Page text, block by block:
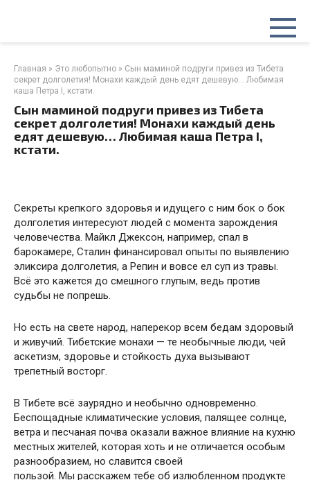
Главная » Это любопытно » Сын маминой подруги привез из Тибета
секрет долголетия! Монахи каждый день едят дешевую… Любимая
каша Петра I, кстати.
Сын маминой подруги привез из Тибета
секрет долголетия! Монахи каждый день
едят дешевую… Любимая каша Петра I,
кстати.
Секреты крепкого здоровья и идущего с ним бок о бок
долголетия интересуют людей с момента зарождения
человечества. Майкл Джексон, например, спал в
барокамере, Сталин финансировал опыты по выявлению
эликсира долголетия, а Репин и вовсе ел суп из травы.
Всё это кажется до смешного глупым, ведь против
судьбы не попрешь.
Но есть на свете народ, наперекор всем бедам здоровый
и живучий. Тибетские монахи — те необычные люди, чей
аскетизм, здоровье и стойкость духа вызывают
трепетный восторг.
В Тибете всё заурядно и необычно одновременно.
Беспощадные климатические условия, палящее солнце,
ветра и песчаная почва оказали важное влияние на кухню
местных жителей, которая хоть и не отличается особым
разнообразием, но славится своей
пользой. Мы расскажем тебе об излюбленном продукте